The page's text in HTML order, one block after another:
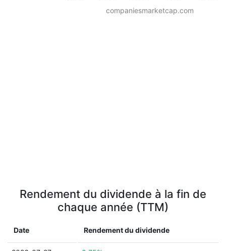
companiesmarketcap.com
Rendement du dividende à la fin de
chaque année (TTM)
Date Rendement du dividende